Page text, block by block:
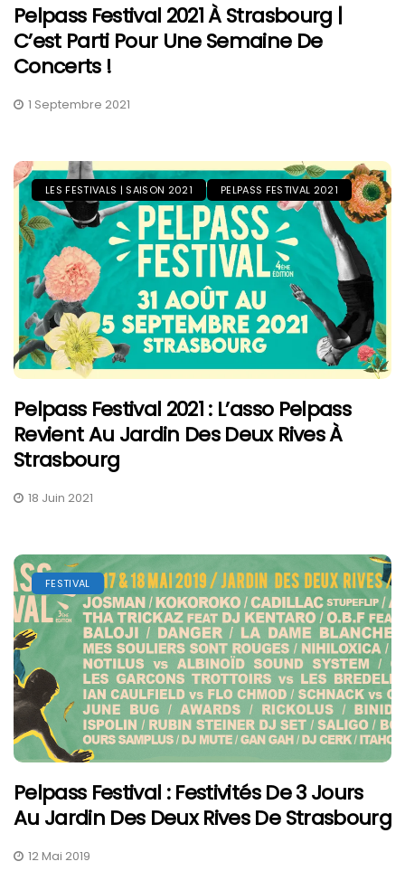
Pelpass Festival 2021 À Strasbourg |
C’est Parti Pour Une Semaine De
Concerts !
1 Septembre 2021
LES FESTIVALS | SAISON 2021 PELPASS FESTIVAL 2021
Pelpass Festival 2021 : L’asso Pelpass
Revient Au Jardin Des Deux Rives À
Strasbourg
18 Juin 2021
FESTIVAL
Pelpass Festival : Festivités De 3 Jours
Au Jardin Des Deux Rives De Strasbourg
12 Mai 2019